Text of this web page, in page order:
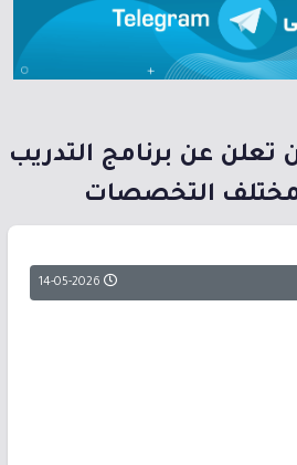
تعلن عن برنامج التدريب
التخصصات
14-05-2026